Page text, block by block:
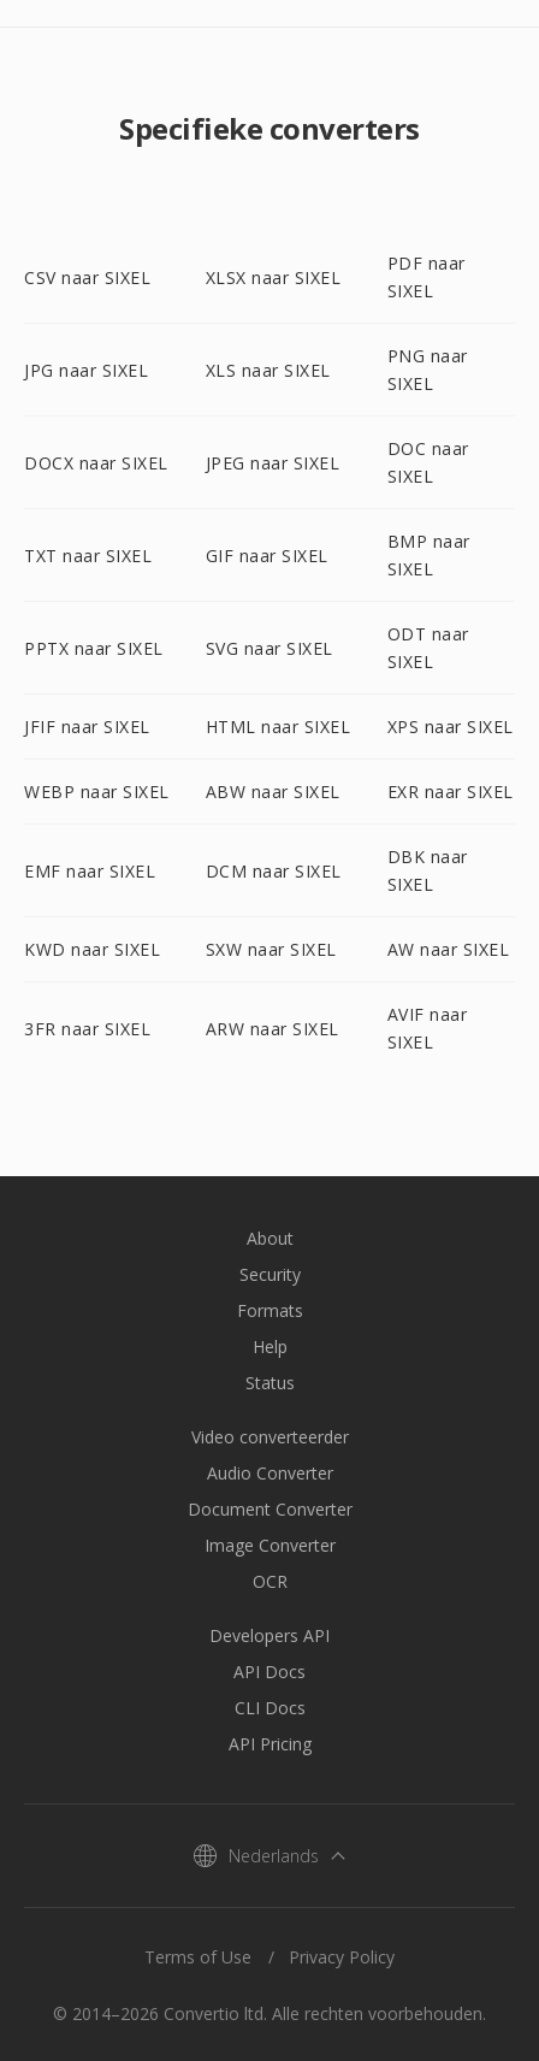
Specifieke converters
CSV naar SIXEL XLSX naar SIXEL
PDF naar
SIXEL
JPG naar SIXEL XLS naar SIXEL
PNG naar
SIXEL
DOCX naar SIXEL JPEG naar SIXEL
DOC naar
SIXEL
TXT naar SIXEL GIF naar SIXEL
BMP naar
SIXEL
PPTX naar SIXEL SVG naar SIXEL
ODT naar
SIXEL
JFIF naar SIXEL HTML naar SIXEL XPS naar SIXEL
WEBP naar SIXEL ABW naar SIXEL EXR naar SIXEL
EMF naar SIXEL DCM naar SIXEL
DBK naar
SIXEL
KWD naar SIXEL SXW naar SIXEL AW naar SIXEL
3FR naar SIXEL ARW naar SIXEL
AVIF naar
SIXEL
About
Security
Formats
Help
Status
Video converteerder
Audio Converter
Document Converter
Image Converter
OCR
Developers API
API Docs
CLI Docs
API Pricing
Nederlands
© 2014–2026 Convertio ltd. Alle rechten voorbehouden.
Terms of Use Privacy Policy